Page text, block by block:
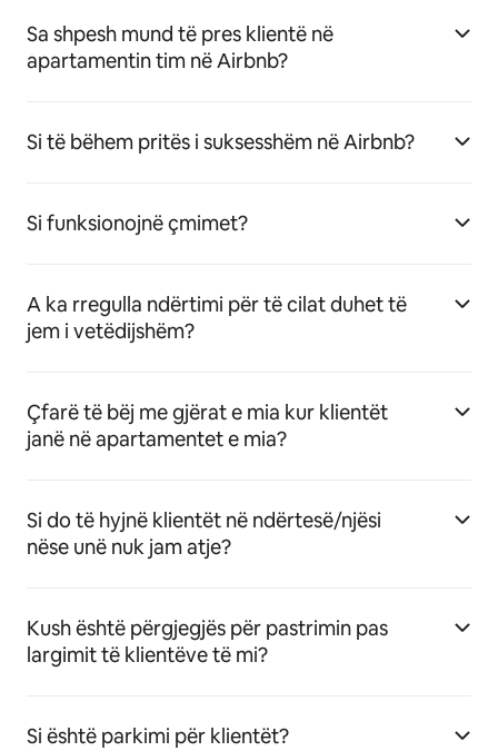
Sa shpesh mund të pres klientë në
apartamentin tim në Airbnb?
Si të bëhem pritës i suksesshëm në Airbnb?
Si funksionojnë çmimet?
A ka rregulla ndërtimi për të cilat duhet të
jem i vetëdijshëm?
Çfarë të bëj me gjërat e mia kur klientët
janë në apartamentet e mia?
Si do të hyjnë klientët në ndërtesë/njësi
nëse unë nuk jam atje?
Kush është përgjegjës për pastrimin pas
largimit të klientëve të mi?
Si është parkimi për klientët?